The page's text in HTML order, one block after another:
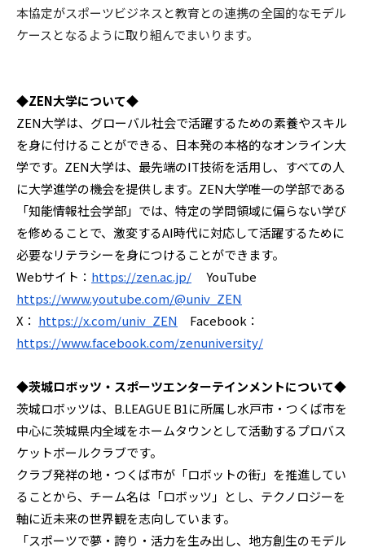
本協定がスポーツビジネスと教育との連携の全国的なモデル
ケースとなるように取り組んでまいります。
◆ZEN大学について◆
ZEN大学は、グローバル社会で活躍するための素養やスキル
を身に付けることができる、日本発の本格的なオンライン大
学です。ZEN大学は、最先端のIT技術を活用し、すべての人
に大学進学の機会を提供します。ZEN大学唯一の学部である
「知能情報社会学部」では、特定の学問領域に偏らない学び
を修めることで、激変するAI時代に対応して活躍するために
必要なリテラシーを身につけることができます。
Webサイト： https://zen.ac.jp/ YouTube
https://www.youtube.com/@univ_ZEN
X： https://x.com/univ_ZEN Facebook：
https://www.facebook.com/zenuniversity/
◆茨城ロボッツ・スポーツエンターテインメントについて◆
茨城ロボッツは、B.LEAGUE B1に所属し水戸市・つくば市を
中心に茨城県内全域をホームタウンとして活動するプロバス
ケットボールクラブです。
クラブ発祥の地・つくば市が「ロボットの街」を推進してい
ることから、チーム名は「ロボッツ」とし、テクノロジーを
軸に近未来の世界観を志向しています。
「スポーツで夢・誇り・活力を生み出し、地方創生のモデル